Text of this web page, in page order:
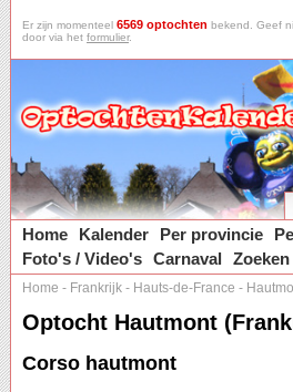
Er zijn momenteel 6569 optochten bekend. Geef
door via het formulier.
Home
Kalender Per provincie
Foto's / Video's Carnaval Zoeken
Home - Frankrijk - Hauts-de-France -
Optocht Hautmont
Corso hautmont